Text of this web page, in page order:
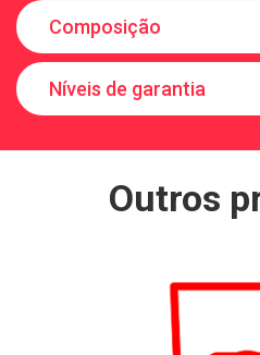
Composição
Níveis de garantia
Outros